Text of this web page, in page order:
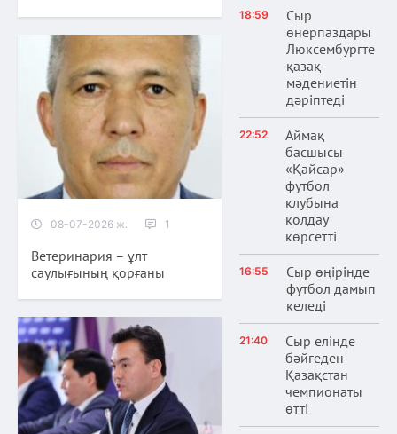
08-07-2026 ж. 1
Ветеринария – ұлт
саулығының қорғаны
18:59
Сыр
өнерпаздары
Люксембургте
қазақ
мәдениетін
дәріптеді
22:52
Аймақ
басшысы
«Қайсар»
футбол
клубына
қолдау
көрсетті
16:55
Сыр өңірінде
футбол дамып
келеді
21:40
Сыр елінде
бәйгеден
Қазақстан
чемпионаты
өтті